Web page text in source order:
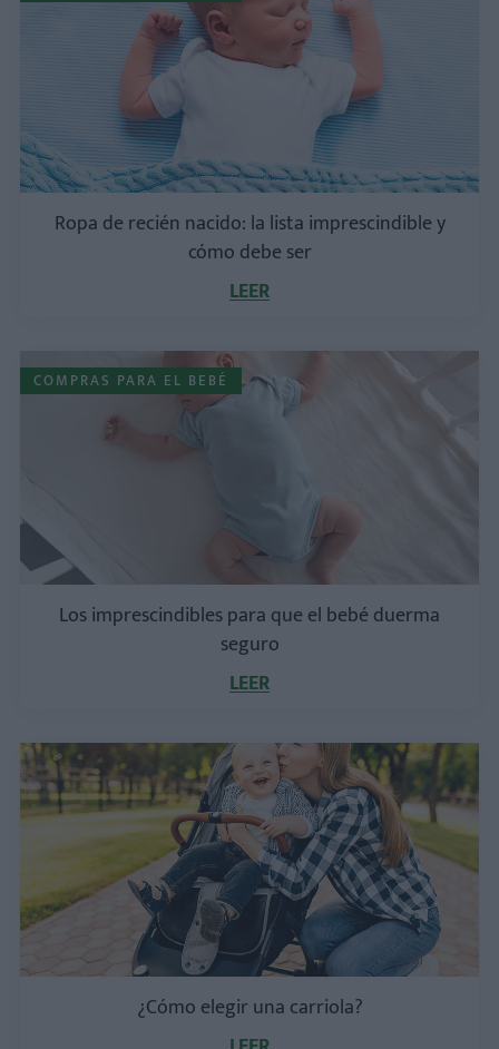
Ropa de recién nacido: la lista imprescindible y
cómo debe ser
LEER
COMPRAS PARA EL BEBÉ
Los imprescindibles para que el bebé duerma
seguro
LEER
¿Cómo elegir una carriola?